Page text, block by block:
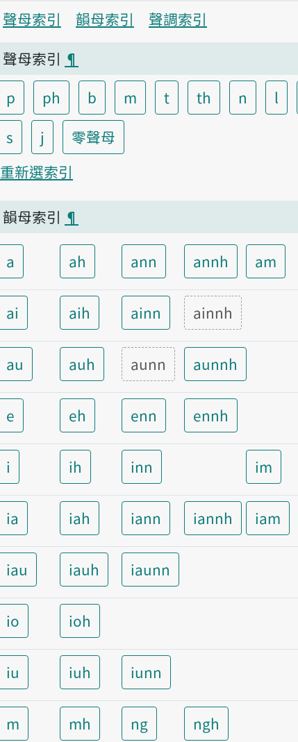
聲母索引
韻母索引
聲調索引
聲母索引 ¶
p
ph b m t th n l
s
j
零聲母
重新選索引
韻母索引 ¶
a ah ann annh am
ai aih ainn ainnh
au auh aunn aunnh
e eh enn ennh
i ih inn im
ia iah iann iannh iam
iau iauh iaunn
io ioh
iu iuh iunn
m mh ng ngh